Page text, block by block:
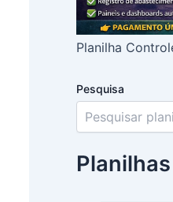
Planilha
Pesquisa